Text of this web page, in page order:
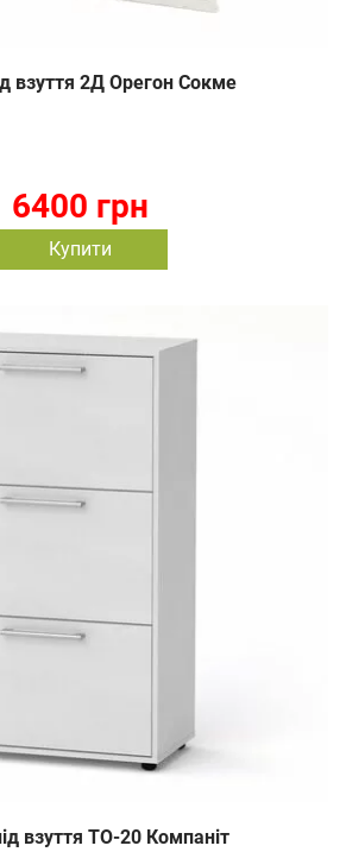
взуття 2Д Орегон Сокме
6400 грн
Купити
взуття ТО-20 Компаніт